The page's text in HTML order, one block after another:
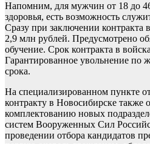
Напомним, для мужчин от 18 до
здоровья, есть возможность
Сразу при заключении контракта
2,9 млн рублей. Предусмотрено
обучение. Срок контракта в
Гарантированное увольнение по
срока.
На специализированном пункте
контракту в Новосибирске также
комплектованию новых
систем Вооруженных Сил
проведении отбора кандидатов